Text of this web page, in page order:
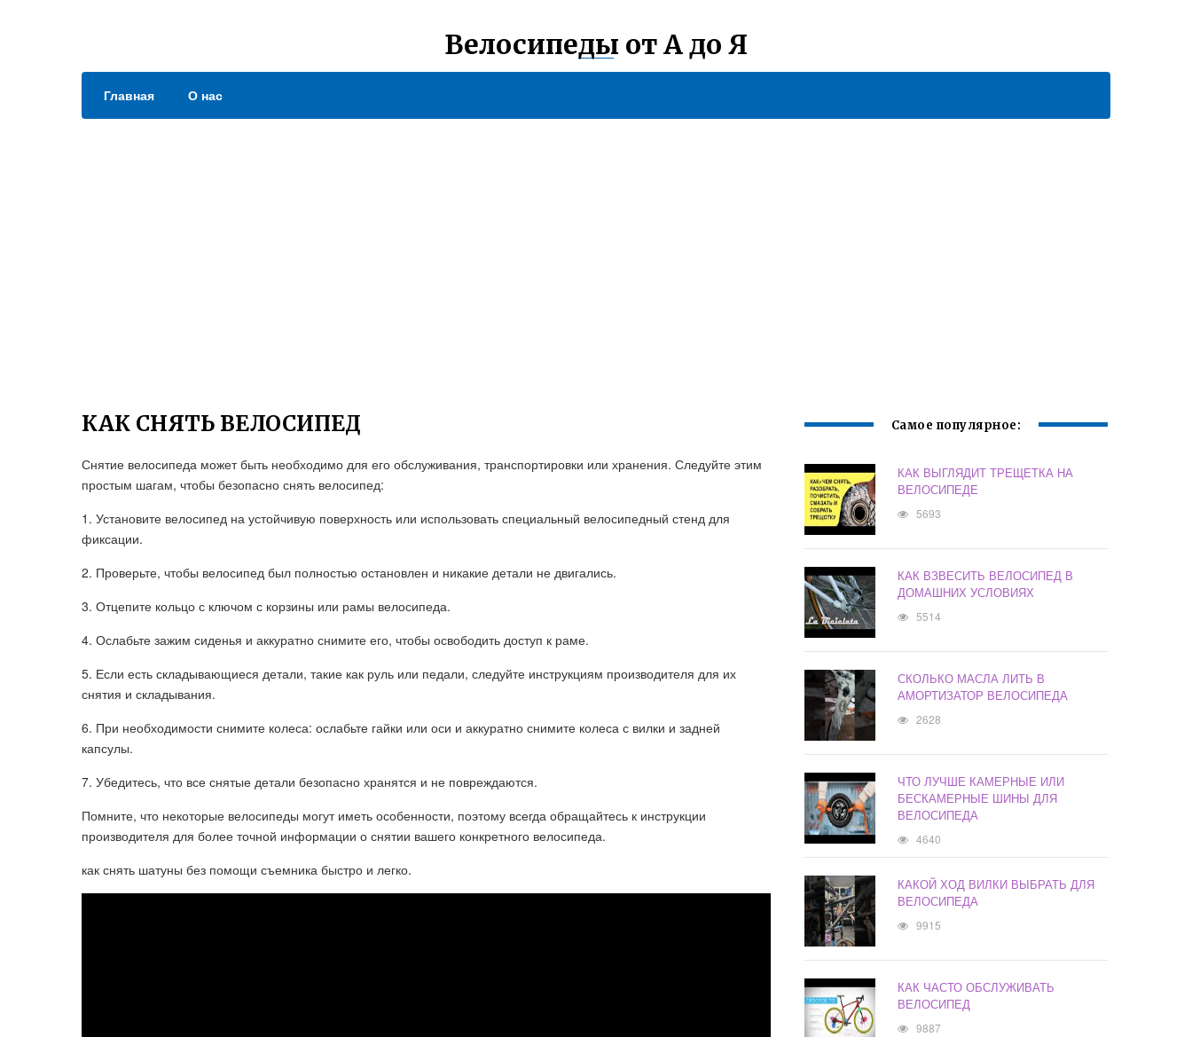
Велосипеды от А до Я
Главная О нас
КАК СНЯТЬ ВЕЛОСИПЕД
Снятие велосипеда может быть необходимо для его обслуживания, транспортировки или хранения. Следуйте этим
простым шагам, чтобы безопасно снять велосипед:
1. Установите велосипед на устойчивую поверхность или использовать специальный велосипедный стенд для
фиксации.
2. Проверьте, чтобы велосипед был полностью остановлен и никакие детали не двигались.
3. Отцепите кольцо с ключом с корзины или рамы велосипеда.
4. Ослабьте зажим сиденья и аккуратно снимите его, чтобы освободить доступ к раме.
5. Если есть складывающиеся детали, такие как руль или педали, следуйте инструкциям производителя для их
снятия и складывания.
6. При необходимости снимите колеса: ослабьте гайки или оси и аккуратно снимите колеса с вилки и задней
капсулы.
7. Убедитесь, что все снятые детали безопасно хранятся и не повреждаются.
Помните, что некоторые велосипеды могут иметь особенности, поэтому всегда обращайтесь к инструкции
производителя для более точной информации о снятии вашего конкретного велосипеда.
как снять шатуны без помощи съемника быстро и легко.
Самое популярное:
КАК ВЫГЛЯДИТ ТРЕЩЕТКА НА
ВЕЛОСИПЕДЕ
5693
КАК ВЗВЕСИТЬ ВЕЛОСИПЕД В
ДОМАШНИХ УСЛОВИЯХ
5514
СКОЛЬКО МАСЛА ЛИТЬ В
АМОРТИЗАТОР ВЕЛОСИПЕДА
2628
ЧТО ЛУЧШЕ КАМЕРНЫЕ ИЛИ
БЕСКАМЕРНЫЕ ШИНЫ ДЛЯ
ВЕЛОСИПЕДА
4640
КАКОЙ ХОД ВИЛКИ ВЫБРАТЬ ДЛЯ
ВЕЛОСИПЕДА
9915
КАК ЧАСТО ОБСЛУЖИВАТЬ
ВЕЛОСИПЕД
9887